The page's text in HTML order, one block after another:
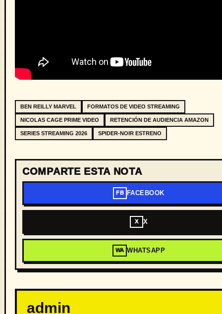
BEN REILLY MARVEL FORMATOS DE VIDEO STREAMING
NICOLAS CAGE PRIME VIDEO RETENCIÓN DE AUDIENCIA AMAZON
SERIES STREAMING 2026 SPIDER-NOIR ESTRENO
COMPARTE ESTA NOTA
FB FACEBOOK
X X
WA WHATSAPP
admin